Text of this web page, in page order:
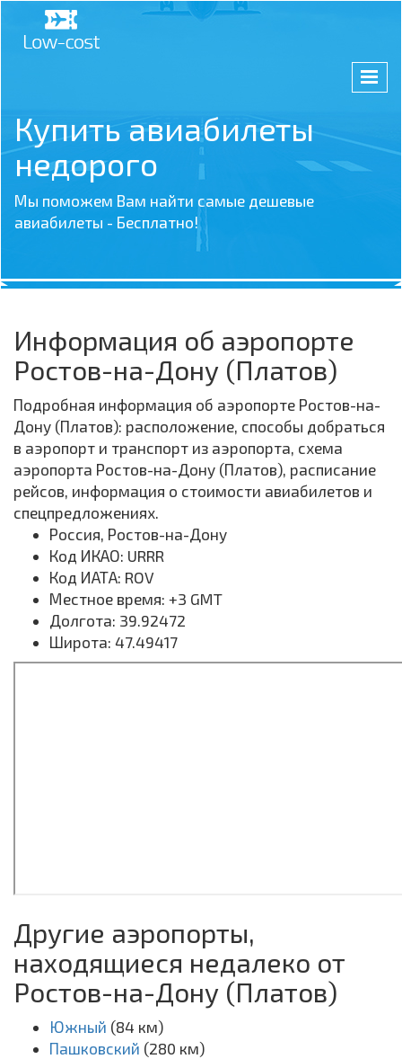
Купить авиабилеты
недорого
Мы поможем Вам найти самые дешевые
авиабилеты - Бесплатно!
Информация об аэропорте
Ростов-на-Дону (Платов)
Подробная информация об аэропорте Ростов-на-
Дону (Платов): расположение, способы добраться
в аэропорт и транспорт из аэропорта, схема
аэропорта Ростов-на-Дону (Платов), расписание
рейсов, информация о стоимости авиабилетов и
спецпредложениях.
Россия, Ростов-на-Дону
Код ИКАО: URRR
Код ИАТА: ROV
Местное время: +3 GMT
Долгота: 39.92472
Широта: 47.49417
Другие аэропорты,
находящиеся недалеко от
Ростов-на-Дону (Платов)
Южный (84 км)
Пашковский (280 км)